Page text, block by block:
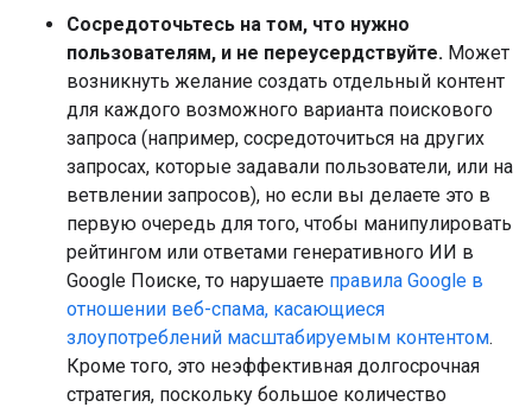
Сосредоточьтесь на том, что нужно
пользователям, и не переусердствуйте. Может
возникнуть желание создать отдельный контент
для каждого возможного варианта поискового
запроса (например, сосредоточиться на других
запросах, которые задавали пользователи, или на
ветвлении запросов), но если вы делаете это в
первую очередь для того, чтобы манипулировать
рейтингом или ответами генеративного ИИ в
Google Поиске, то нарушаете правила Google в
отношении веб-спама, касающиеся
злоупотреблений масштабируемым контентом.
Кроме того, это неэффективная долгосрочная
стратегия, поскольку большое количество